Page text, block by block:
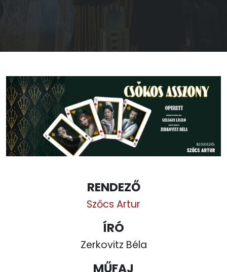
RENDEZŐ
Szőcs Artur
ÍRÓ
Zerkovitz Béla
MŰFAJ